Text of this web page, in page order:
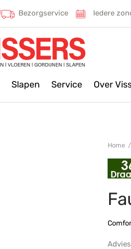
Bezorgservice Iedere
Slapen Service Over
Home /